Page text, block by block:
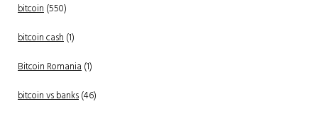
bitcoin(550)
bitcoin cash(1)
Bitcoin Romania(1)
bitcoin vs banks(46)